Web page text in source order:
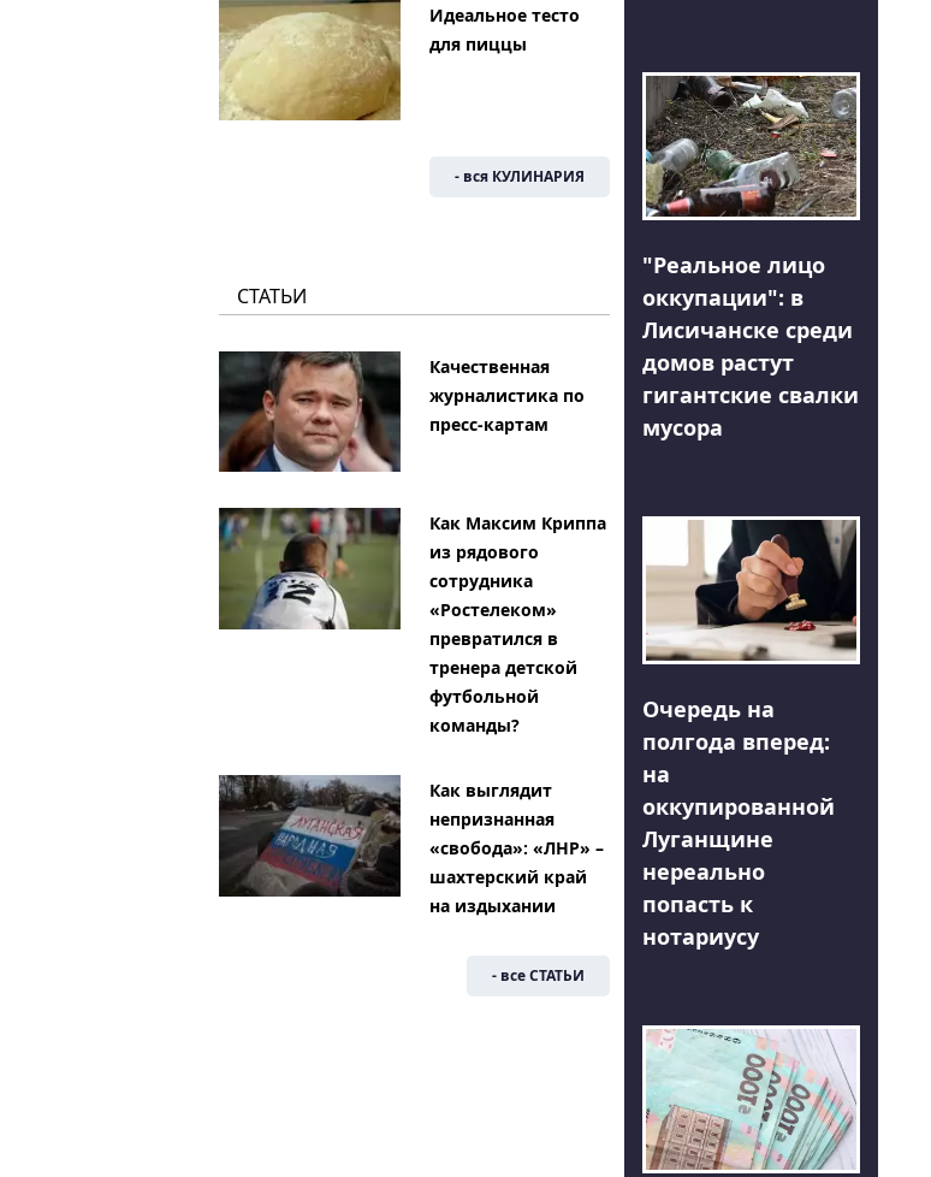
Идеальное тесто
для пиццы
- вся КУЛИНАРИЯ
СТАТЬИ
Качественная
журналистика по
пресс-картам
Как Максим Криппа
из рядового
сотрудника
«Ростелеком»
превратился в
тренера детской
футбольной
команды?
Как выглядит
непризнанная
«свобода»: «ЛНР» –
шахтерский край
на издыхании
- все СТАТЬИ
"Реальное лицо
оккупации": в
Лисичанске среди
домов растут
гигантские свалки
мусора
Очередь на
полгода вперед:
на
оккупированной
Луганщине
нереально
попасть к
нотариусу